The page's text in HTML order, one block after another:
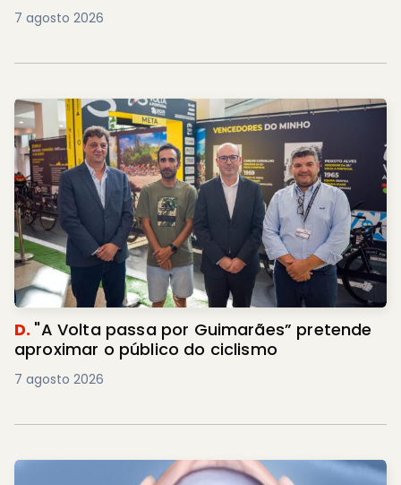
7 agosto 2026
D. "A Volta passa por Guimarães” pretende
aproximar o público do ciclismo
7 agosto 2026